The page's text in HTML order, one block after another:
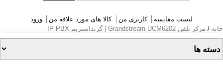
لیست مقایسه کاربری من کالا های مورد علاقه من
ورود
خانه / مرکز تلفن Grandstream UCM6202 | گرنداستریم IP PBX